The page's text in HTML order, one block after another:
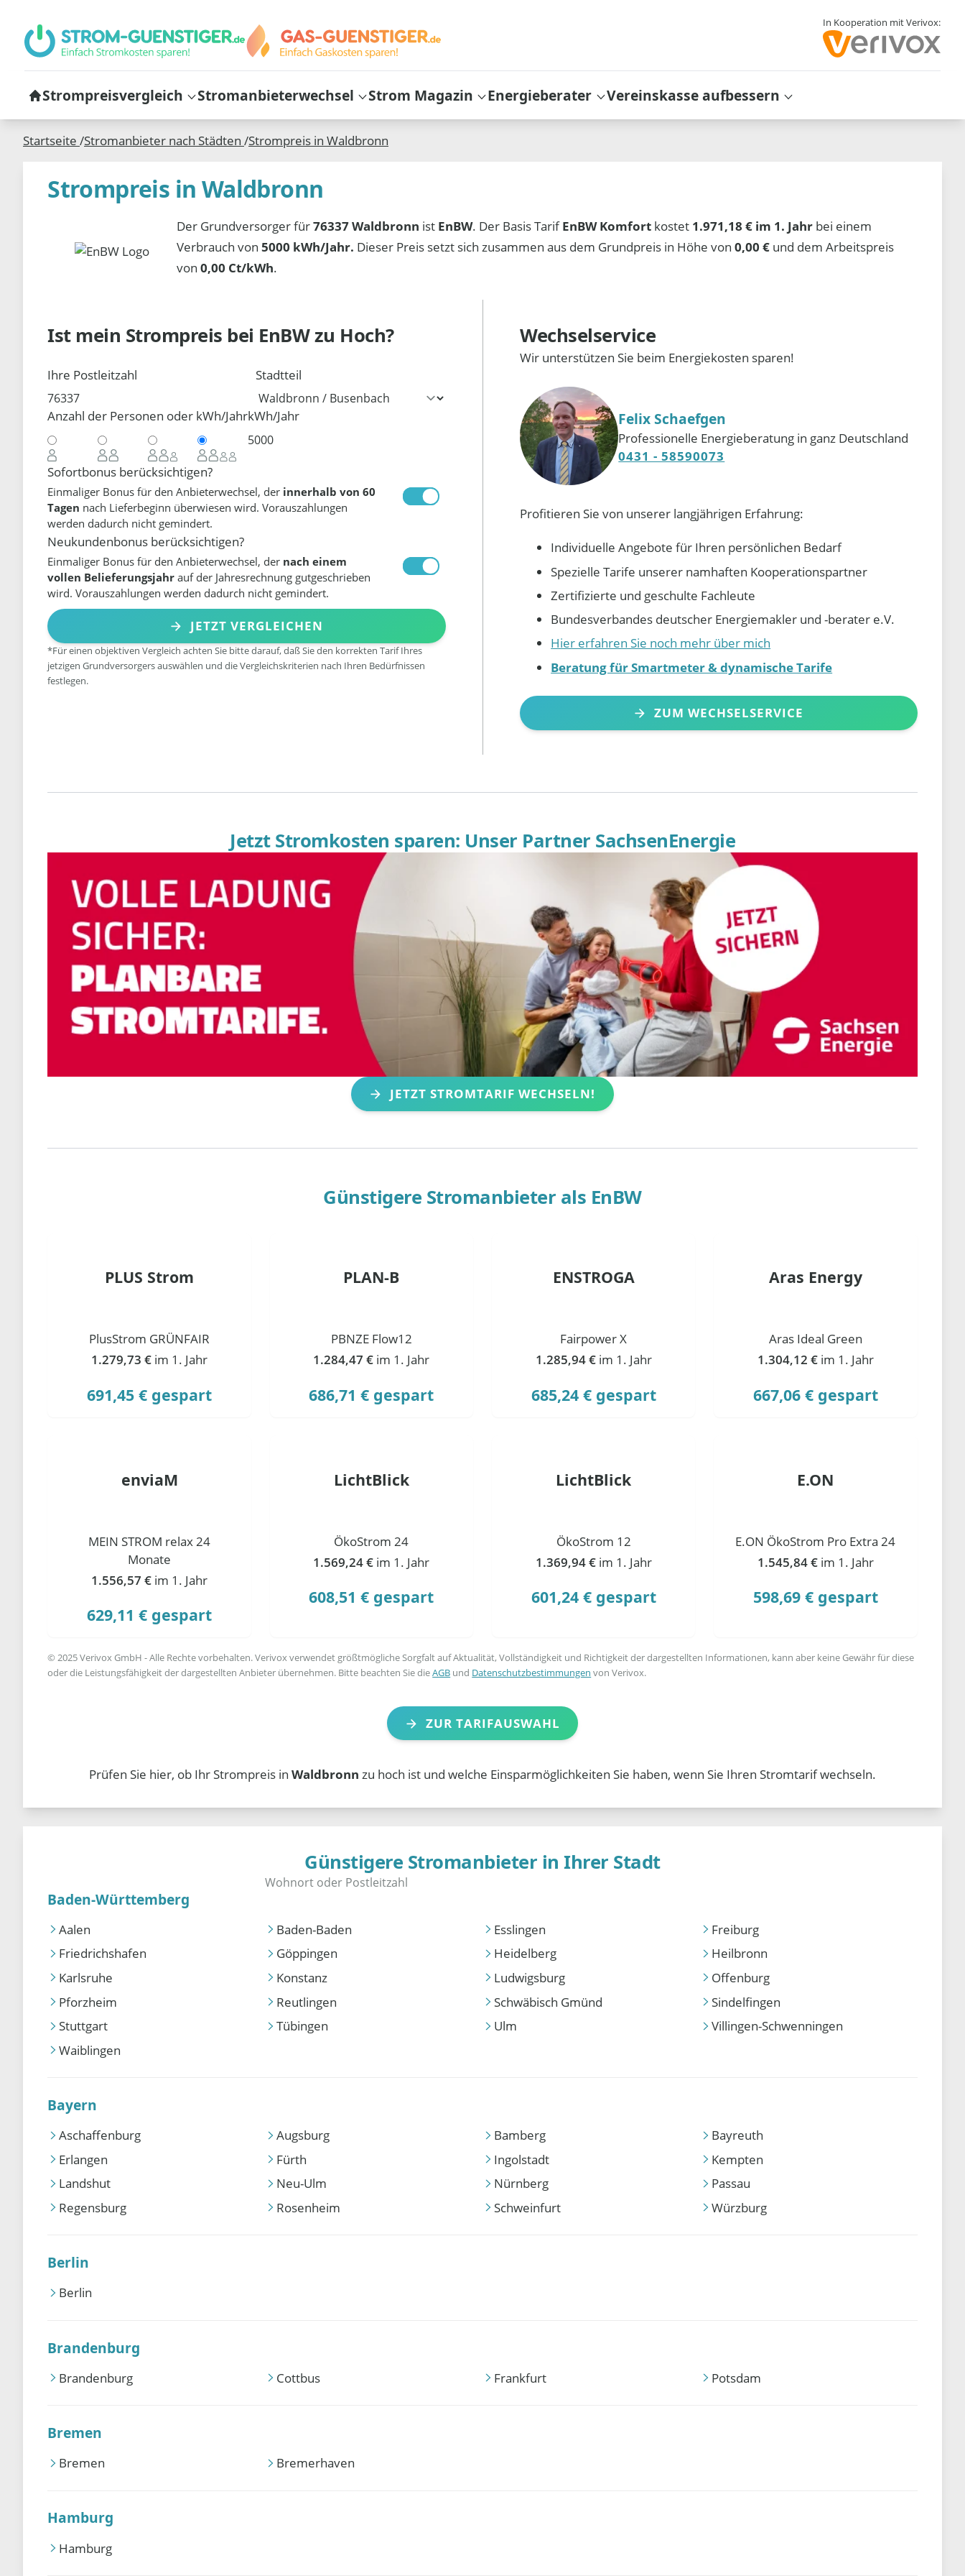
In Kooperation mit Verivox:
Strompreisvergleich Stromanbieterwechsel Strom Magazin Energieberater Vereinskasse aufbessern
Startseite /Stromanbieter nach Städten /Strompreis in Waldbronn
Strompreis in Waldbronn
Der Grundversorger für76337 Waldbronn ist EnBW. Der Basis TarifEnBW Komfort kostet 1.971,18 € im 1. Jahr bei einem
Verbrauch von5000 kWh/Jahr. Dieser Preis setzt sich zusammen aus dem Grundpreis in Höhe von0,00 € und dem Arbeitspreis
von0,00 Ct/kWh.
Ist mein Strompreis bei EnBWzu Hoch?
Ihre Postleitzahl Stadtteil
Anzahl der Personen oder kWh/JahrkWh/Jahr
Sofortbonus berücksichtigen?
Einmaliger Bonus für den Anbieterwechsel, der innerhalb von 60
Tagen nach Lieferbeginn überwiesen wird. Vorauszahlungen
werden dadurch nicht gemindert.
Neukundenbonus berücksichtigen?
Einmaliger Bonus für den Anbieterwechsel, der nach einem
vollen Belieferungsjahr auf der Jahresrechnung gutgeschrieben
wird. Vorauszahlungen werden dadurch nicht gemindert.
JETZT VERGLEICHEN
*Für einen objektiven Vergleich achten Sie bitte darauf, daß Sie den korrekten Tarif Ihres
jetzigen Grundversorgers auswählen und die Vergleichskriterien nach Ihren Bedürfnissen
festlegen.
Wechselservice
Wir unterstützen Sie beim Energiekosten sparen!
Felix Schaefgen
Professionelle Energieberatung in ganz Deutschland
0431 - 58590073
Profitieren Sie von unserer langjährigen Erfahrung:
Individuelle Angebote für Ihren persönlichen Bedarf
Spezielle Tarife unserer namhaften Kooperationspartner
Zertifizierte und geschulte Fachleute
Bundesverbandes deutscher Energiemakler und -berater e.V.
Hier erfahren Sie noch mehr über mich
Beratung für Smartmeter & dynamische Tarife
ZUM WECHSELSERVICE
Jetzt Stromkosten sparen: Unser Partner SachsenEnergie
JETZT STROMTARIF WECHSELN!
Günstigere Stromanbieter als EnBW
PLUS Strom
PlusStrom GRÜNFAIR
1.279,73 € im 1. Jahr
691,45 € gespart
PLAN-B
PBNZE Flow12
1.284,47 € im 1. Jahr
686,71 € gespart
ENSTROGA
Fairpower X
1.285,94 € im 1. Jahr
685,24 € gespart
Aras Energy
Aras Ideal Green
1.304,12 € im 1. Jahr
667,06 € gespart
enviaM
MEIN STROM relax 24
Monate
1.556,57 € im 1. Jahr
629,11 € gespart
LichtBlick
ÖkoStrom 24
1.569,24 € im 1. Jahr
608,51 € gespart
LichtBlick
ÖkoStrom 12
1.369,94 € im 1. Jahr
601,24 € gespart
E.ON
E.ON ÖkoStrom Pro Extra 24
1.545,84 € im 1. Jahr
598,69 € gespart
© 2025 Verivox GmbH - Alle Rechte vorbehalten. Verivox verwendet größtmögliche Sorgfalt auf Aktualität, Vollständigkeit und Richtigkeit der dargestellten Informationen, kann aber keine Gewähr für diese
oder die Leistungsfähigkeit der dargestellten Anbieter übernehmen. Bitte beachten Sie dieAGB und Datenschutzbestimmungen von Verivox.
ZUR TARIFAUSWAHL
Prüfen Sie hier, ob Ihr Strompreis in Waldbronn zu hoch ist und welche Einsparmöglichkeiten Sie haben, wenn Sie Ihren Stromtarif wechseln.
Günstigere Stromanbieter in Ihrer Stadt
Baden-Württemberg
Aalen Baden-Baden Esslingen
Freiburg
Friedrichshafen
Göppingen Heidelberg
Heilbronn
Karlsruhe
Konstanz Ludwigsburg
Offenburg
Pforzheim
Reutlingen Schwäbisch Gmünd
Sindelfingen
Stuttgart
Tübingen Ulm
Villingen-Schwenningen
Waiblingen
Bayern
Aschaffenburg Augsburg Bamberg
Bayreuth
Erlangen
Fürth Ingolstadt
Kempten
Landshut
Neu-Ulm Nürnberg
Passau
Regensburg
Rosenheim Schweinfurt Würzburg
Berlin
Berlin
Brandenburg
Brandenburg Cottbus Frankfurt Potsdam
Bremen
Bremen Bremerhaven
Hamburg
Hamburg